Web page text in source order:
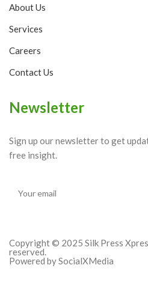
About Us
Services
Careers
Contact Us
Newsletter
Sign up our newsletter to get
free insight.
Copyright © 2025 Silk Press
reserved.
Powered by SocialXMedia